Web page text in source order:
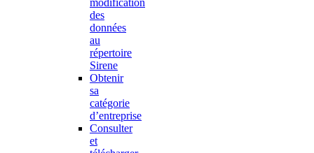
modification
des
données
au
répertoire
Sirene
Obtenir
sa
catégorie
d’entreprise
Consulter
et